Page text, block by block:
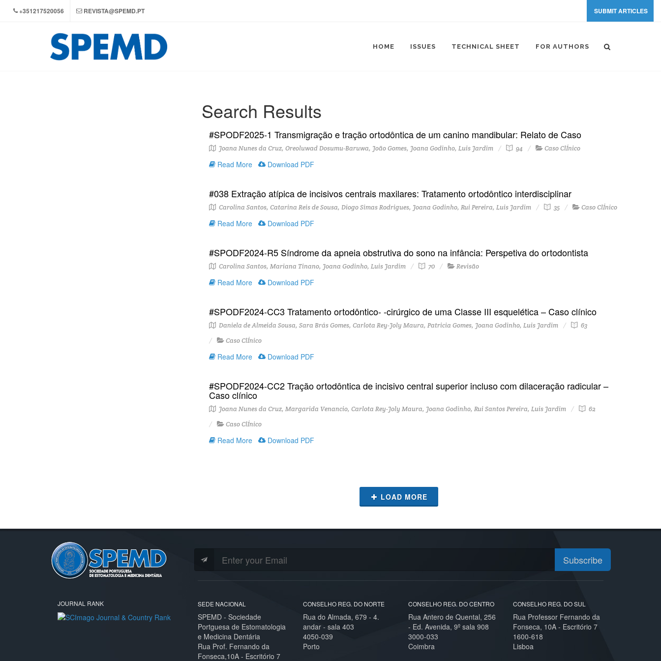
+351217520056 REVISTA@SPEMD.PT SUBMIT ARTICLES
HOME ISSUES TECHNICAL SHEET FOR AUTHORS
Search Results
#SPODF2025-1 Transmigração e tração ortodôntica de um canino mandibular: Relato de Caso
Joana Nunes da Cruz, Oreoluwad Dosumu-Baruwa, João Gomes, Joana Godinho, Luis Jardim 94 Caso ClÍnico
Read More Download PDF
#038 Extração atípica de incisivos centrais maxilares: Tratamento ortodôntico interdisciplinar
Carolina Santos, Catarina Reis de Sousa, Diogo Simas Rodrigues, Joana Godinho, Rui Pereira, Luis Jardim 35 Caso ClÍnico
Read More Download PDF
#SPODF2024-R5 Síndrome da apneia obstrutiva do sono na infância: Perspetiva do ortodontista
Carolina Santos, Mariana Tinano, Joana Godinho, Luis Jardim 70 Revisão
Read More Download PDF
#SPODF2024-CC3 Tratamento ortodôntico- -cirúrgico de uma Classe III esquelética – Caso clínico
Daniela de Almeida Sousa, Sara Brás Gomes, Carlota Rey-Joly Maura, Patricia Gomes, Joana Godinho, Luis Jardim
63
Caso ClÍnico
Read More Download PDF
#SPODF2024-CC2 Tração ortodôntica de incisivo central superior incluso com dilaceração radicular –
Caso clínico
Joana Nunes da Cruz, Margarida Venancio, Carlota Rey-Joly Maura, Joana Godinho, Rui Santos Pereira, Luis Jardim
62
Caso ClÍnico
Read More Download PDF
LOAD MORE
Subscribe
JOURNAL RANK SEDE NACIONAL
SPEMD - Sociedade
Portguesa de Estomatologia
e Medicina Dentária
Rua Prof. Fernando da
Fonseca,10A - Escritório 7
CONSELHO REG. DO NORTE
Rua do Almada, 679 - 4.
andar - sala 403
4050-039
Porto
CONSELHO REG. DO CENTRO
Rua Antero de Quental, 256
- Ed. Avenida, 9º sala 908
3000-033
Coimbra
CONSELHO REG. DO SUL
Rua Professor Fernando da
Fonseca, 10A - Escritório 7
1600-618
Lisboa